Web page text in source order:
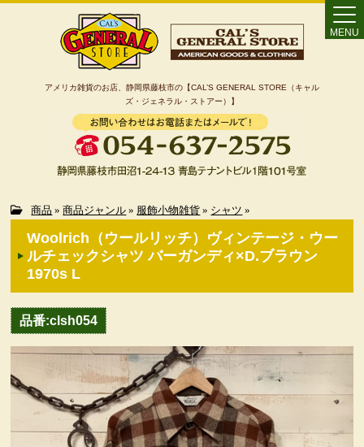
アメリカ雑貨のお店、静岡県藤枝市の【CAL’S GENERAL STORE（キャル
ズ・ジェネラル・ストアー）】
MENU
Home
カート
特定商取引法に基づく表記
カテゴリー検索
ヴィンテージ・グッズ
商品 » 商品ジャンル » 服飾小物雑貨 » シャツ »
Woolrich（ウールリッチ）ヴィンテージ・ウー
ルチェックシャツ バーガンディ×D.ブラウン
1970s L
品番:clsh054